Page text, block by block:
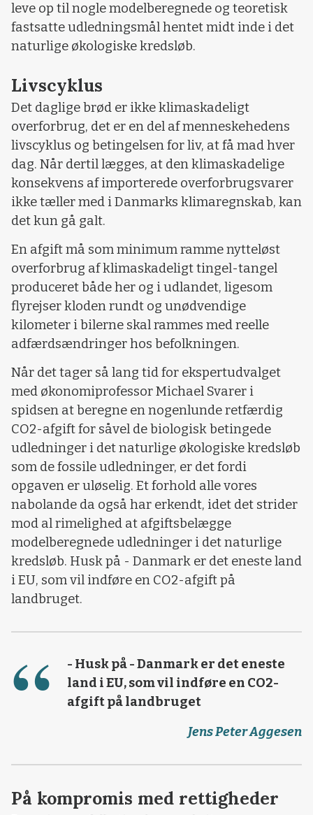
leve op til nogle modelberegnede og teoretisk
fastsatte udledningsmål hentet midt inde i det
naturlige økologiske kredsløb.
Livscyklus
Det daglige brød er ikke klimaskadeligt
overforbrug, det er en del af menneskehedens
livscyklus og betingelsen for liv, at få mad hver
dag. Når dertil lægges, at den klimaskadelige
konsekvens af importerede overforbrugsvarer
ikke tæller med i Danmarks klimaregnskab, kan
det kun gå galt.
En afgift må som minimum ramme nytteløst
overforbrug af klimaskadeligt tingel-tangel
produceret både her og i udlandet, ligesom
flyrejser kloden rundt og unødvendige
kilometer i bilerne skal rammes med reelle
adfærdsændringer hos befolkningen.
Når det tager så lang tid for ekspertudvalget
med økonomiprofessor Michael Svarer i
spidsen at beregne en nogenlunde retfærdig
CO2-afgift for såvel de biologisk betingede
udledninger i det naturlige økologiske kredsløb
som de fossile udledninger, er det fordi
opgaven er uløselig. Et forhold alle vores
nabolande da også har erkendt, idet det strider
mod al rimelighed at afgiftsbelægge
modelberegnede udledninger i det naturlige
kredsløb. Husk på - Danmark er det eneste land
i EU, som vil indføre en CO2-afgift på
landbruget.
- Husk på - Danmark er det eneste
land i EU, som vil indføre en CO2-
afgift på landbruget
Jens Peter Aggesen
På kompromis med rettigheder